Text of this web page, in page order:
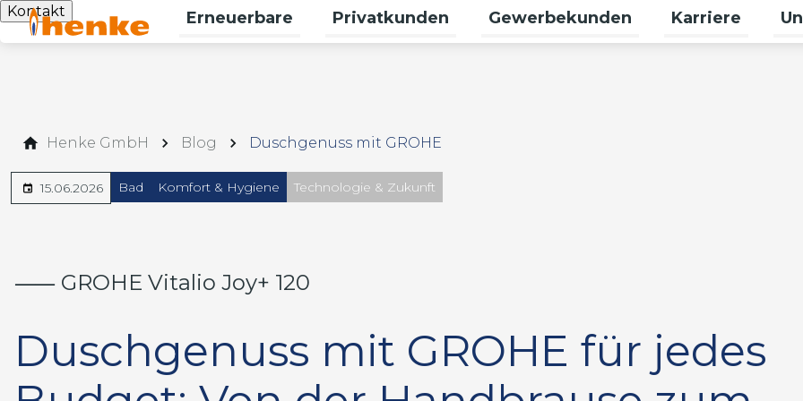
Kontakt Erneuerbare
Untermenü für Erneuerbare umschalten
Privatkunden
Untermenü für Privatkunden
Gewerbekunden
Untermenü für
Karriere
Henke GmbH Blog Duschgenuss mit GROHE
15.06.2026 Bad Komfort & Hygiene Technologie & Zukunft
⸺ GROHE Vitalio Joy+ 120
Duschgenuss mit GROHE für jedes